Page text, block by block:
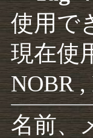
使用で
現在使
NOBR
名前、